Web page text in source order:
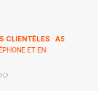
/ 7 ET 24H / 24
PÉPIN !